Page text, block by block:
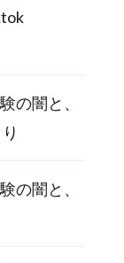
の闇と、
の闇と、